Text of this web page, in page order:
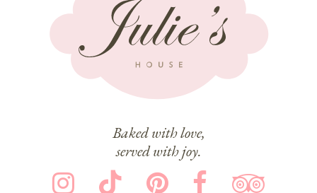
Baked with love,
served with joy.